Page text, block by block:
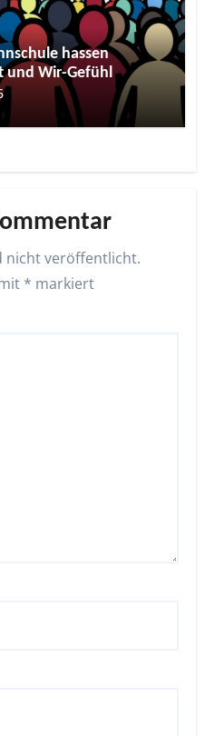
hassen
und Wir-Gefühl
nicht veröffentlicht.
* markiert